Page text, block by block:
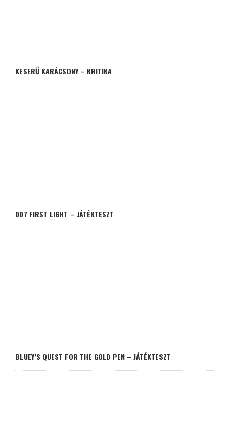
KESERŰ KARÁCSONY – KRITIKA
007 FIRST LIGHT – JÁTÉKTESZT
BLUEY’S QUEST FOR THE GOLD PEN – JÁTÉKTESZT